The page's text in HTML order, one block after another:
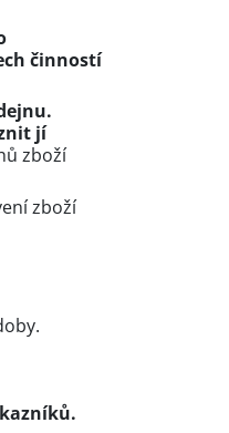
činností
jí
zboží
zboží